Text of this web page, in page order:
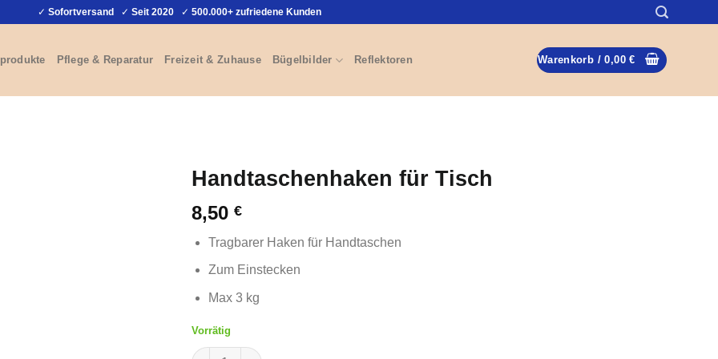
✓ Sofortversand ✓ Seit 2020 ✓ 500.000+ zufriedene Kunden
Pflege & Reparatur Freizeit & Zuhause Bügelbilder Reflektoren Warenkorb /0,00€
Handtaschenhaken für Tisch
8,50 €
Tragbarer Haken für Handtaschen
Zum Einstecken
Max 3 kg
Vorrätig
Handtaschenhaken für Tisch Menge